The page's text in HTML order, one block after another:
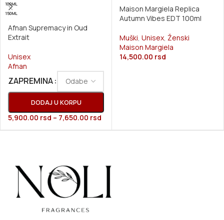
100ML
150ML
Afnan Supremacy in Oud
Extrait
Unisex
Afnan
ZAPREMINA
DODAJ U KORPU
5,900.00 rsd – 7,650.00 rsd
Maison Margiela Replica
Autumn Vibes EDT 100ml
Muški, Unisex, Ženski
Maison Margiela
14,500.00 rsd